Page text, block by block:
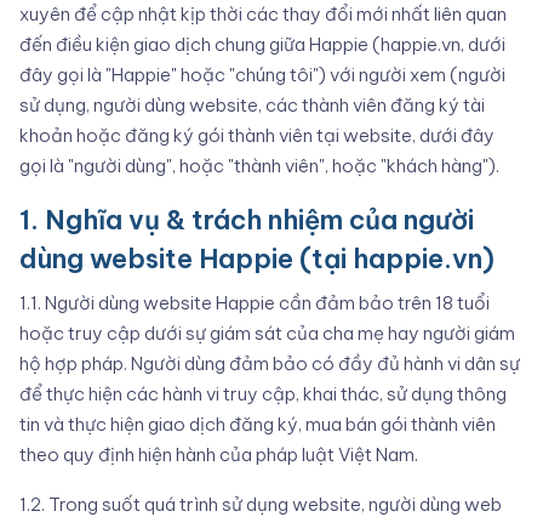
xuyên để cập nhật kịp thời các thay đổi mới nhất liên quan
đến điều kiện giao dịch chung giữa Happie (happie.vn, dưới
đây gọi là "Happie" hoặc "chúng tôi") với người xem (người
sử dụng, người dùng website, các thành viên đăng ký tài
khoản hoặc đăng ký gói thành viên tại website, dưới đây
gọi là "người dùng", hoặc "thành viên", hoặc "khách hàng").
1. Nghĩa vụ & trách nhiệm của người
dùng website Happie (tại happie.vn)
1.1. Người dùng website Happie cần đảm bảo trên 18 tuổi
hoặc truy cập dưới sự giám sát của cha mẹ hay người giám
hộ hợp pháp. Người dùng đảm bảo có đầy đủ hành vi dân sự
để thực hiện các hành vi truy cập, khai thác, sử dụng thông
tin và thực hiện giao dịch đăng ký, mua bán gói thành viên
theo quy định hiện hành của pháp luật Việt Nam.
1.2. Trong suốt quá trình sử dụng website, người dùng web